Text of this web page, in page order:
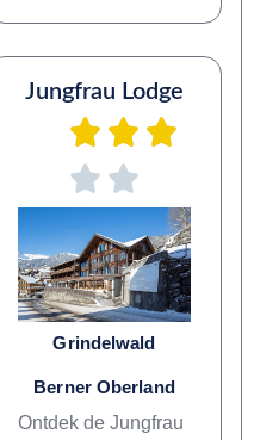
Jungfrau Lodge
Grindelwald
Berner Oberland
Ontdek de Jungfrau